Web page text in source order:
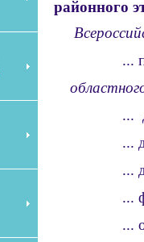
районного
...
...
...
...
...
...